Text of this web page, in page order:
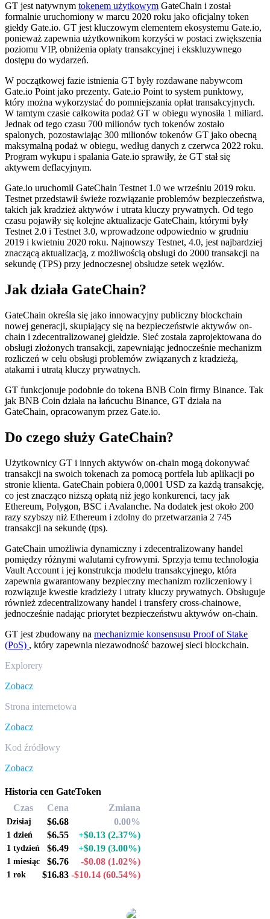
GT jest natywnym tokenem użytkowym GateChain i został
formalnie uruchomiony w marcu 2020 roku jako oficjalny token
giełdy Gate.io. GT jest kluczowym elementem ekosystemu Gate.io,
ponieważ zapewnia użytkownikom korzyści w postaci zwiększenia
poziomu VIP, obniżenia opłaty transakcyjnej i ekskluzywnego
dostępu do wydarzeń.
W początkowej fazie istnienia GT były rozdawane nabywcom
Gate.io Point jako prezenty. Gate.io Point to system punktowy,
który można wykorzystać do pomniejszania opłat transakcyjnych.
W tamtym czasie całkowita podaż GT w obiegu wynosiła 1 miliard.
Jednak od tego czasu 700 milionów tych tokenów zostało
spalonych, pozostawiając 300 milionów tokenów GT jako obecną
maksymalną podaż w obiegu, według danych z czerwca 2022 roku.
Program wykupu i spalania Gate.io sprawiły, że GT stał się
aktywem deflacyjnym.
Gate.io uruchomił GateChain Testnet 1.0 we wrześniu 2019 roku.
Testnet przedstawił świeże rozwiązanie problemów bezpieczeństwa,
takich jak kradzież aktywów i utrata kluczy prywatnych. Od tego
czasu pojawiły się kolejne aktualizacje GateChain, którymi były
Testnet 2.0 i Testnet 3.0, wprowadzone odpowiednio w grudniu
2019 i kwietniu 2020 roku. Najnowszy Testnet, 4.0, jest najbardziej
znaczącą aktualizacją, z możliwością obsługi do 2000 transakcji na
sekundę (TPS) przy jednoczesnej obsłudze setek węzłów.
Jak działa GateChain?
GateChain określa się jako innowacyjny publiczny blockchain
nowej generacji, skupiający się na bezpieczeństwie aktywów on-
chain i zdecentralizowanej giełdzie. Sieć została zaprojektowana do
obsługi złożonych transakcji, zapewniając jednocześnie mechanizm
rozliczeń w celu obsługi problemów związanych z kradzieżą,
atakami i utratą kluczy prywatnych.
GT funkcjonuje podobnie do tokena BNB Coin firmy Binance. Tak
jak BNB Coin działa na łańcuchu Binance, GT działa na
GateChain, opracowanym przez Gate.io.
Do czego służy GateChain?
Użytkownicy GT i innych aktywów on-chain mogą dokonywać
transakcji na swoich tokenach za pomocą portfela lub aplikacji po
stronie klienta. GateChain pobiera 0,0001 USD za każdą transakcję,
co jest znacząco niższą opłatą niż jego konkurenci, tacy jak
Ethereum, Polygon, BSC i Avalanche. Na dodatek jest około 200
razy szybszy niż Ethereum i zdolny do przetwarzania 2 745
transakcji na sekundę (tps).
GateChain umożliwia dynamiczny i zdecentralizowany handel
pomiędzy różnymi walutami cyfrowymi. Sprzyja temu technologia
Vault Account i jej konstrukcja modelu transakcyjnego, która
zapewnia gwarantowany bezpieczny mechanizm rozliczeniowy i
rozwiązuje kwestie kradzieży i utraty kluczy prywatnych. Obsługuje
również zdecentralizowany handel i transfery cross-chainowe,
jednocześnie nadając priorytet bezpieczeństwu aktywów on-chain.
GT jest zbudowany na mechanizmie konsensusu Proof of Stake
(PoS) , który zapewnia niezawodność bazowej sieci blockchain.
Explorery
Zobacz
Strona internetowa
Zobacz
Kod źródłowy
Zobacz
Historia cen GateToken
Czas
Cena Zmiana
Dzisiaj $6.68 0.00%
1 dzień $6.55 +$0.13 (2.37%)
1 tydzień $6.49 +$0.19 (3.00%)
1 miesiąc $6.76 -$0.08 (1.02%)
1 rok $16.83 -$10.14 (60.54%)